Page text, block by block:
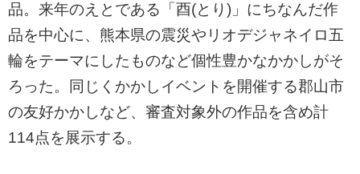
品。来年のえとである「酉(とり)」にちなんだ作
品を中心に、熊本県の震災やリオデジャネイロ五
輪をテーマにしたものなど個性豊かなかかしがそ
ろった。同じくかかしイベントを開催する郡山市
の友好かかしなど、審査対象外の作品を含め計
114点を展示する。